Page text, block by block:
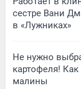
сестре Вани
в «Лужниках»
Не нужно
картофеля!
малины